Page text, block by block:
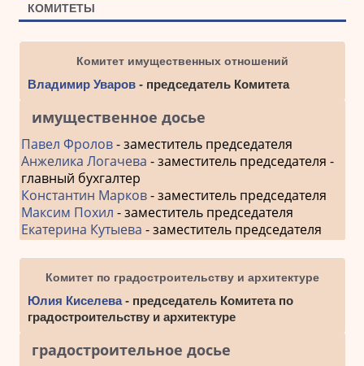
КОМИТЕТЫ
Комитет имущественных отношений
Владимир Уваров- председатель Комитета
имущественное досье
Павел Фролов- заместитель председателя
Анжелика Логачева - заместитель председателя -
главный бухгалтер
Константин Марков- заместитель председателя
Максим Похил - заместитель председателя
Екатерина Кутыева - заместитель председателя
Комитет по градостроительству и архитектуре
Юлия Киселева- председатель Комитета по
градостроительству и архитектуре
градостроительное досье